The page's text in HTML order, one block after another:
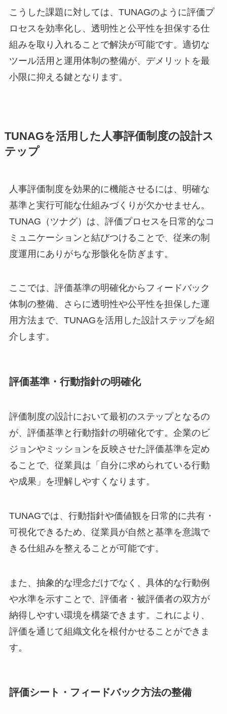
こうした課題に対しては、TUNAGのように評価プ
ロセスを効率化し、透明性と公平性を担保する仕
組みを取り入れることで解決が可能です。適切な
ツール活用と運用体制の整備が、デメリットを最
小限に抑える鍵となります。
TUNAGを活用した人事評価制度の設計ス
テップ
人事評価制度を効果的に機能させるには、明確な
基準と実行可能な仕組みづくりが欠かせません。
TUNAG（ツナグ）は、評価プロセスを日常的なコ
ミュニケーションと結びつけることで、従来の制
度運用にありがちな形骸化を防ぎます。
ここでは、評価基準の明確化からフィードバック
体制の整備、さらに透明性や公平性を担保した運
用方法まで、TUNAGを活用した設計ステップを紹
介します。
評価基準・行動指針の明確化
評価制度の設計において最初のステップとなるの
が、評価基準と行動指針の明確化です。企業のビ
ジョンやミッションを反映させた評価基準を定め
ることで、従業員は「自分に求められている行動
や成果」を理解しやすくなります。
TUNAGでは、行動指針や価値観を日常的に共有・
可視化できるため、従業員が自然と基準を意識で
きる仕組みを整えることが可能です。
また、抽象的な理念だけでなく、具体的な行動例
や水準を示すことで、評価者・被評価者の双方が
納得しやすい環境を構築できます。これにより、
評価を通じて組織文化を根付かせることができま
す。
評価シート・フィードバック方法の整備